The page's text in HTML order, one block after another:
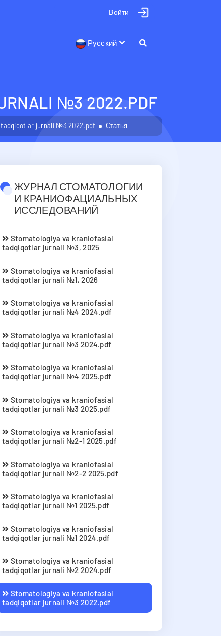
Войти
Русский
№3 2022.PDF
jurnali №3 2022.pdf Статья
ЖУРНАЛ СТОМАТОЛОГИИ
И КРАНИОФАЦИАЛЬНЫХ
ИССЛЕДОВАНИЙ
Stomatologiya va kraniofasial
tadqiqotlar jurnali №3, 2025
Stomatologiya va kraniofasial
tadqiqotlar jurnali №1, 2026
Stomatologiya va kraniofasial
tadqiqotlar jurnali №4 2024.pdf
Stomatologiya va kraniofasial
tadqiqotlar jurnali №3 2024.pdf
Stomatologiya va kraniofasial
tadqiqotlar jurnali №4 2025.pdf
Stomatologiya va kraniofasial
tadqiqotlar jurnali №3 2025.pdf
Stomatologiya va kraniofasial
tadqiqotlar jurnali №2-1 2025.pdf
Stomatologiya va kraniofasial
tadqiqotlar jurnali №2-2 2025.pdf
Stomatologiya va kraniofasial
tadqiqotlar jurnali №1 2025.pdf
Stomatologiya va kraniofasial
tadqiqotlar jurnali №1 2024.pdf
Stomatologiya va kraniofasial
tadqiqotlar jurnali №2 2024.pdf
Stomatologiya va kraniofasial
tadqiqotlar jurnali №3 2022.pdf